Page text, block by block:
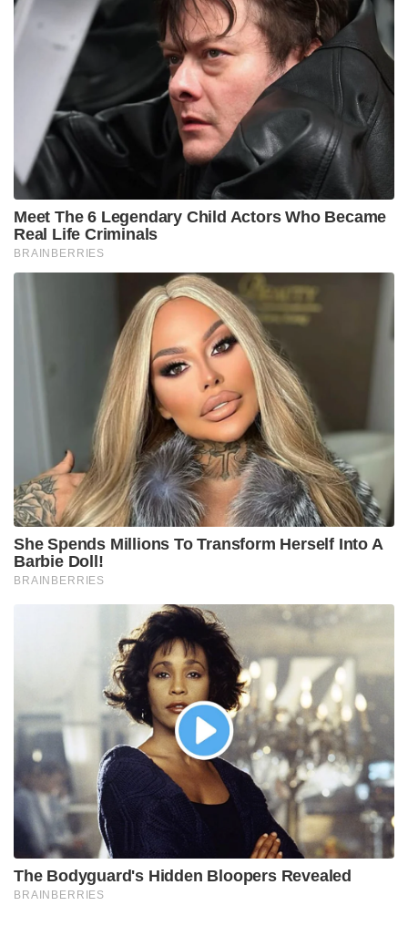
നേരിടുന്നത്. മേയ് 19-ന് പോർട്ടൽ ആരംഭിച്ചതിന്
പിന്നാലെ ഉണ്ടായ സൈബർ ആക്രമണത്തിൽ
പേയ്‌മെന്റ് ഗേറ്റ്‌വേ തകരാറിലായിരുന്നു. പേയ്‌മെന്റ്
സിസ്റ്റത്തിൽ ഹാക്കർമാർ കടന്നുകയറിയതിനെ
തുടർന്ന് ഫീസ് കാണിക്കുന്നതിൽ വൻ അപാകതകൾ
വന്നിരുന്നു. വെറും 1 രൂപ കാണിക്കേണ്ട സ്ഥാനത്ത്
ചില വിദ്യാർത്ഥികൾക്ക് 67,000 മുതൽ 68,000 രൂപ
വരെ ഫീസ് അടയ്ക്കാനുള്ള സന്ദേശമാണ് ലഭിച്ചത്.
ഏകദേശം 50-ഓളം വിദ്യാർത്ഥികളെ ഇത് ബാധിച്ചു.
ഇങ്ങനെ അധിക തുക ഈടാക്കപ്പെട്ട
വിദ്യാർത്ഥികൾക്ക് പണം തിരികെ നൽകുമെന്ന്
സിബിഎസ്ഇ അറിയിച്ചിട്ടുണ്ട്. വിദ്യാർത്ഥികളുടെ മറ്റ്
ഡാറ്റകളൊന്നും ചോർന്നിട്ടില്ലെന്നും അധികൃതർ
വ്യക്തമാക്കി. ഈ പ്രതിസന്ധിയെ തുടർന്ന് മേയ് 26
മുതൽ പോർട്ടൽ താൽക്കാലികമായി
നിർത്തിവെക്കേണ്ടി വന്നിരുന്നു. പിന്നീട് ഐഐടി
മദ്രാസ് , ഐഐടി കാൺപൂർ എന്നിവടങ്ങളിലെ
വിദഗ്ധരെയും ഡിജിറ്റൽ ഇൻഫ്രാസ്ട്രക്ചർ
കോർപ്പറേഷൻ ഓഫ് ഇന്ത്യയെയും ഉൾപ്പെടുത്തി
നടത്തിയ കോഡ് ഓഡിറ്റിംഗിന് ശേഷമാണ് ചൊവ്വാഴ്ച
പോർട്ടൽ വീണ്ടും തുറന്നത്.
Tags: cbse CBSE cyber attack CBSE re evaluation portal